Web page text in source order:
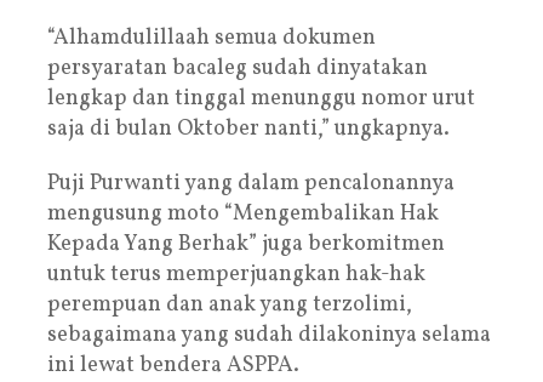
“Alhamdulillaah semua dokumen
persyaratan bacaleg sudah dinyatakan
lengkap dan tinggal menunggu nomor urut
saja di bulan Oktober nanti,” ungkapnya.
Puji Purwanti yang dalam pencalonannya
mengusung moto “Mengembalikan Hak
Kepada Yang Berhak” juga berkomitmen
untuk terus memperjuangkan hak-hak
perempuan dan anak yang terzolimi,
sebagaimana yang sudah dilakoninya selama
ini lewat bendera ASPPA.